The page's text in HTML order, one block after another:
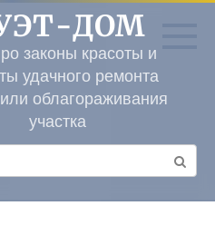
ДОМ
законы красоты и
удачного ремонта
облагораживания
участка